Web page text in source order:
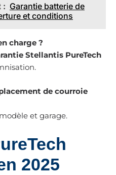
: Garantie batterie de
et conditions
charge ?
Stellantis PureTech
de courroie
et garage.
2025